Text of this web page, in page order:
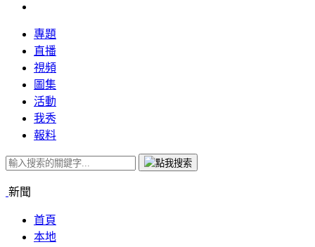
專題
直播
視頻
圖集
活動
我秀
報料
新聞
首頁
本地